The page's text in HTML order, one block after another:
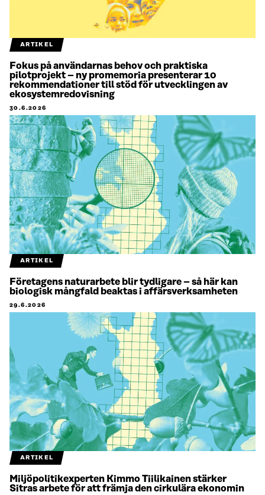
ARTIKEL
Fokus på användarnas behov och praktiska
pilotprojekt – ny promemoria presenterar 10
rekommendationer till stöd för utvecklingen av
ekosystemredovisning
30.6.2026
ARTIKEL
Företagens naturarbete blir tydligare – så här kan
biologisk mångfald beaktas i affärsverksamheten
29.6.2026
ARTIKEL
Miljöpolitikexperten Kimmo Tiilikainen stärker
Sitras arbete för att främja den cirkulära ekonomin